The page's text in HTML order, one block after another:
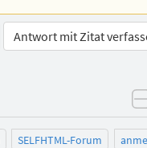
Antwort mit Zitat
SELFHTML-Forum